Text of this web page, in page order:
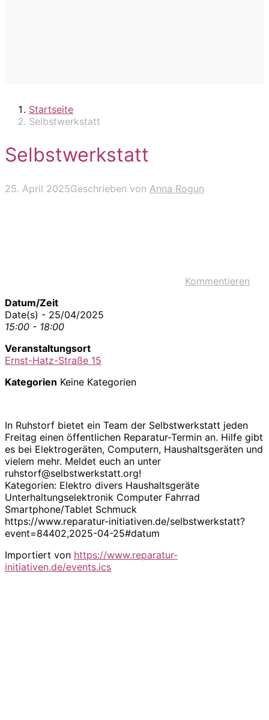
Startseite
Selbstwerkstatt
Selbstwerkstatt
25. April 2025Geschrieben von Anna Rogun
Kommentieren
Datum/Zeit
Date(s) - 25/04/2025
15:00 - 18:00
Veranstaltungsort
Ernst-Hatz-Straße 15
Kategorien Keine Kategorien
In Ruhstorf bietet ein Team der Selbstwerkstatt jeden
Freitag einen öffentlichen Reparatur-Termin an. Hilfe gibt
es bei Elektrogeräten, Computern, Haushaltsgeräten und
vielem mehr. Meldet euch an unter
ruhstorf@selbstwerkstatt.org!
Kategorien: Elektro divers Haushaltsgeräte
Unterhaltungselektronik Computer Fahrrad
Smartphone/Tablet Schmuck
https://www.reparatur-initiativen.de/selbstwerkstatt?
event=84402,2025-04-25#datum
Importiert von https://www.reparatur-
initiativen.de/events.ics